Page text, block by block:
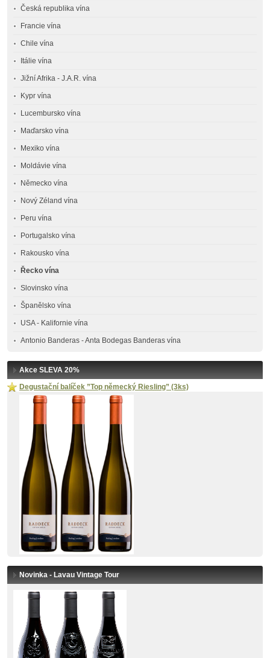
Česká republika vína
Francie vína
Chile vína
Itálie vína
Jižní Afrika - J.A.R. vína
Kypr vína
Lucembursko vína
Maďarsko vína
Mexiko vína
Moldávie vína
Německo vína
Nový Zéland vína
Peru vína
Portugalsko vína
Rakousko vína
Řecko vína
Slovinsko vína
Španělsko vína
USA - Kalifornie vína
Antonio Banderas - Anta Bodegas Banderas vína
Akce SLEVA 20%
Degustační balíček ”Top německý Riesling” (3ks)
Novinka - Lavau Vintage Tour